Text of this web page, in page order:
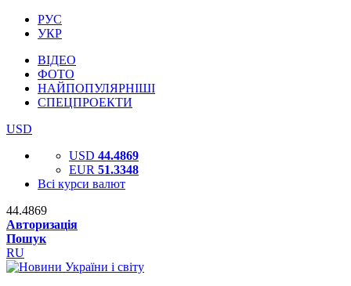
РУС
УКР
ВІДЕО
ФОТО
НАЙПОПУЛЯРНІШІ
СПЕЦПРОЕКТИ
USD
USD 44.4869
EUR 51.3348
Всі курси валют
44.4869
Авторизація
Пошук
RU